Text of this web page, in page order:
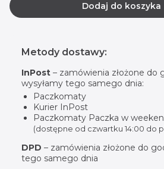
Dodaj do koszyka
Metody dostawy:
InPost – zamówienia złożone do
wysyłamy tego samego dnia:
Paczkomaty
Kurier InPost
Paczkomaty Paczka w
(dostępne od czwartku 14:00 do
DPD – zamówienia złożone do
tego samego dnia